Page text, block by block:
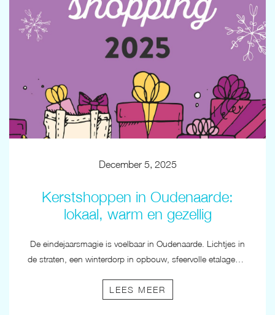
December 5, 2025
Kerstshoppen in Oudenaarde:
lokaal, warm en gezellig
De eindejaarsmagie is voelbaar in Oudenaarde. Lichtjes in
LEES MEER